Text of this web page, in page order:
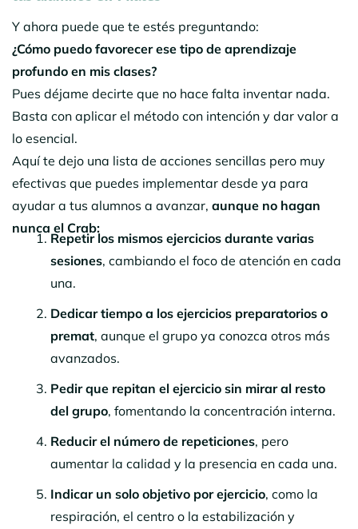
Y ahora puede que te estés preguntando:
¿Cómo puedo favorecer ese tipo de aprendizaje
profundo en mis clases?
Pues déjame decirte que no hace falta inventar nada.
Basta con aplicar el método con intención y dar valor a
lo esencial.
Aquí te dejo una lista de acciones sencillas pero muy
efectivas que puedes implementar desde ya para
ayudar a tus alumnos a avanzar, aunque no hagan
nunca el Crab:
Repetir los mismos ejercicios durante varias
sesiones, cambiando el foco de atención en cada
una.
Dedicar tiempo a los ejercicios preparatorios o
premat, aunque el grupo ya conozca otros más
avanzados.
Pedir que repitan el ejercicio sin mirar al resto
del grupo, fomentando la concentración interna.
Reducir el número de repeticiones, pero
aumentar la calidad y la presencia en cada una.
Indicar un solo objetivo por ejercicio, como la
respiración, el centro o la estabilización y